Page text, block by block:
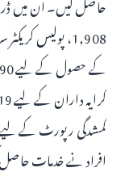
افراد نے خدمات